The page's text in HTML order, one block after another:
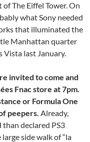
The Eiffel Tower. On
what Sony needed
that illuminated the
Manhattan quarter
Vista last January.
invited to come and
Fnac store at 7pm.
or Formula One
peepers. Already,
declared PS3
side walk of “la